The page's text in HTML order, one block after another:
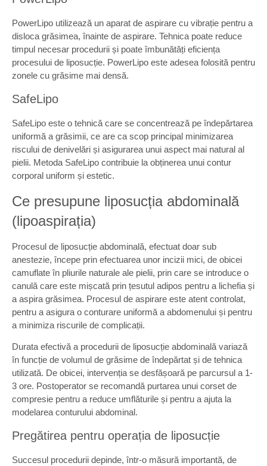
PowerLipo utilizează un aparat de aspirare cu vibrație pentru a
disloca grăsimea, înainte de aspirare. Tehnica poate reduce
timpul necesar procedurii și poate îmbunătăți eficiența
procesului de liposucție. PowerLipo este adesea folosită pentru
zonele cu grăsime mai densă.
SafeLipo
SafeLipo este o tehnică care se concentrează pe îndepărtarea
uniformă a grăsimii, ce are ca scop principal minimizarea
riscului de denivelări și asigurarea unui aspect mai natural al
pielii. Metoda SafeLipo contribuie la obținerea unui contur
corporal uniform și estetic.
Ce presupune liposucția abdominală
(lipoaspirația)
Procesul de liposucție abdominală, efectuat doar sub
anestezie, începe prin efectuarea unor incizii mici, de obicei
camuflate în pliurile naturale ale pielii, prin care se introduce o
canulă care este mișcată prin țesutul adipos pentru a lichefia și
a aspira grăsimea. Procesul de aspirare este atent controlat,
pentru a asigura o conturare uniformă a abdomenului și pentru
a minimiza riscurile de complicații.
Durata efectivă a procedurii de liposucție abdominală variază
în funcție de volumul de grăsime de îndepărtat și de tehnica
utilizată. De obicei, intervenția se desfășoară pe parcursul a 1-
3 ore. Postoperator se recomandă purtarea unui corset de
compresie pentru a reduce umflăturile și pentru a ajuta la
modelarea conturului abdominal.
Pregătirea pentru operația de liposucție
Succesul procedurii depinde, într-o măsură importantă, de